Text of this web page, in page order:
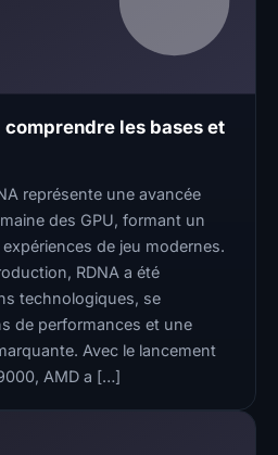
les bases et
représente une avancée
des GPU, formant un
de jeu modernes.
RDNA a été
technologiques, se
de performances et une
Avec le lancement
AMD a […]